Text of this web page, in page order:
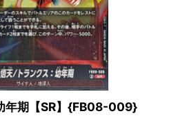
年期【SR】{FB08-009}